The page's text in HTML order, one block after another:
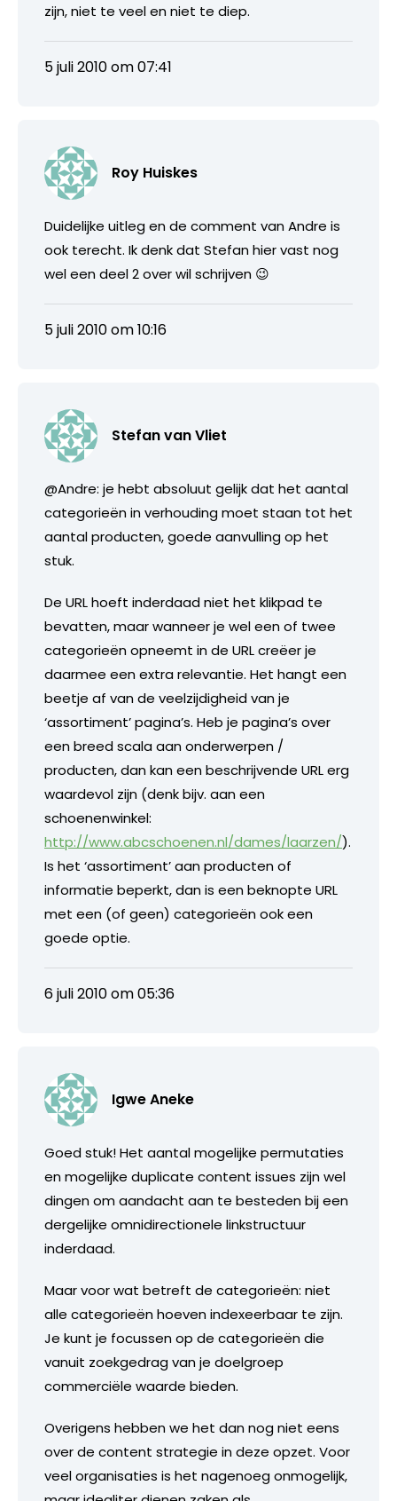
zijn, niet te veel en niet te diep.
5 juli 2010 om 07:41
Roy Huiskes
Duidelijke uitleg en de comment van Andre is
ook terecht. Ik denk dat Stefan hier vast nog
wel een deel 2 over wil schrijven 😉
5 juli 2010 om 10:16
Stefan van Vliet
@Andre: je hebt absoluut gelijk dat het aantal
categorieën in verhouding moet staan tot het
aantal producten, goede aanvulling op het
stuk.
De URL hoeft inderdaad niet het klikpad te
bevatten, maar wanneer je wel een of twee
categorieën opneemt in de URL creëer je
daarmee een extra relevantie. Het hangt een
beetje af van de veelzijdigheid van je
‘assortiment’ pagina’s. Heb je pagina’s over
een breed scala aan onderwerpen /
producten, dan kan een beschrijvende URL erg
waardevol zijn (denk bijv. aan een
schoenenwinkel:
http://www.abcschoenen.nl/dames/laarzen/).
Is het ‘assortiment’ aan producten of
informatie beperkt, dan is een beknopte URL
met een (of geen) categorieën ook een
goede optie.
6 juli 2010 om 05:36
Igwe Aneke
Goed stuk! Het aantal mogelijke permutaties
en mogelijke duplicate content issues zijn wel
dingen om aandacht aan te besteden bij een
dergelijke omnidirectionele linkstructuur
inderdaad.
Maar voor wat betreft de categorieën: niet
alle categorieën hoeven indexeerbaar te zijn.
Je kunt je focussen op de categorieën die
vanuit zoekgedrag van je doelgroep
commerciële waarde bieden.
Overigens hebben we het dan nog niet eens
over de content strategie in deze opzet. Voor
veel organisaties is het nagenoeg onmogelijk,